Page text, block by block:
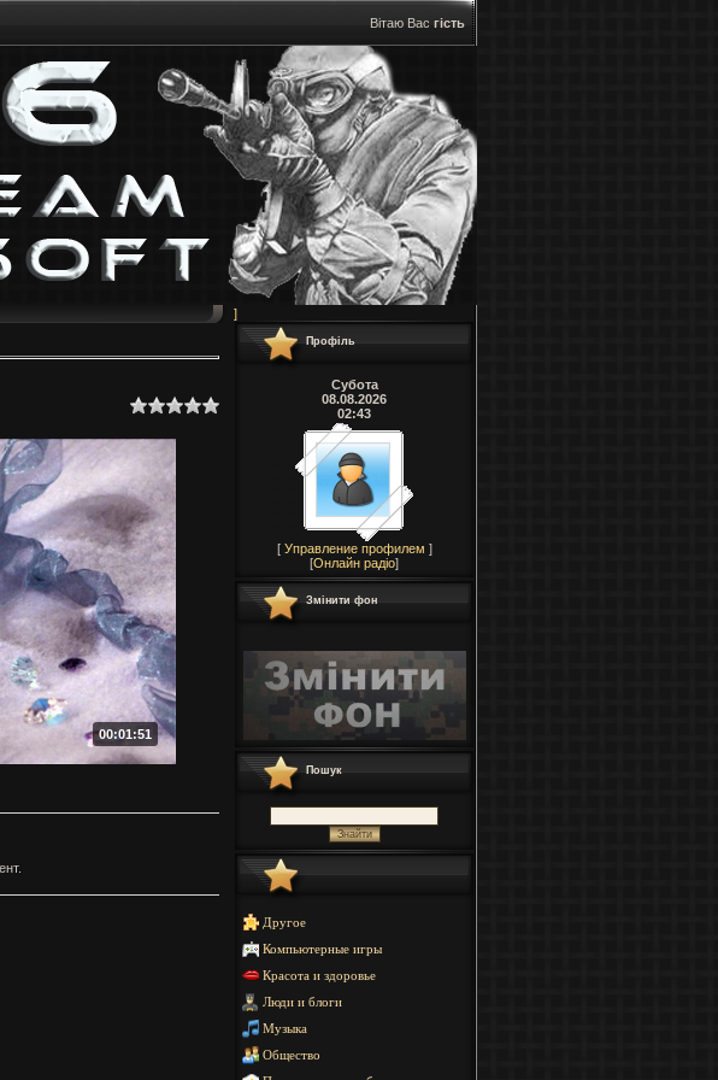
Вітаю Вас гість
00:01:51
]
Профіль
Субота
08.08.2026
02:43
[ Управление профилем ]
[Онлайн радіо]
Змінити фон
Пошук
Другое
Компьютерные игры
Красота и здоровье
Люди и блоги
Музыка
Общество